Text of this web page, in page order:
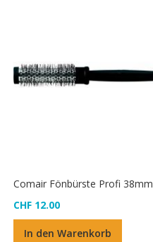
Comair Fönbürste Profi 38mm
CHF 12.00
In den Warenkorb